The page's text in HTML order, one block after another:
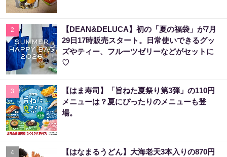
2
【DEAN&DELUCA】初の「夏の福袋」が7月
29日17時販売スタート。日常使いできるグッ
ズやティー、フルーツゼリーなどがセットに
♡
3
【はま寿司】「旨ねた夏祭り第3弾」の110円
メニューは？夏にぴったりのメニューも登
場。
4
【はなまるうどん】大海老天3本入りの870円